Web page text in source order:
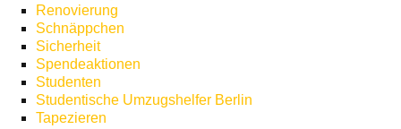
Renovierung
Schnäppchen
Sicherheit
Spendeaktionen
Studenten
Studentische Umzugshelfer Berlin
Tapezieren